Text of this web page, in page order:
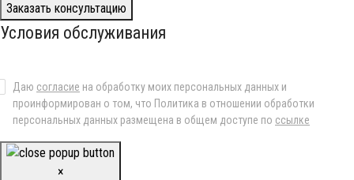
Заказать консультацию
Условия обслуживания
Даю согласие на обработку моих персональных данных и
проинформирован о том, что Политика в отношении обработки
персональных данных размещена в общем доступе по ссылке
×